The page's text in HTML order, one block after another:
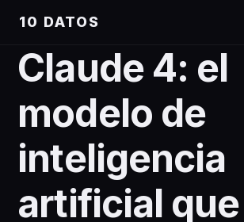
10 DATOS
Claude 4: el
modelo de
inteligencia
artificial que